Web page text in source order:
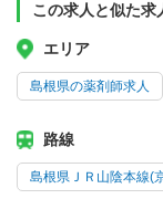
この求人と似た求
エリア
島根県の薬剤師求人
路線
島根県ＪＲ山陰本線(